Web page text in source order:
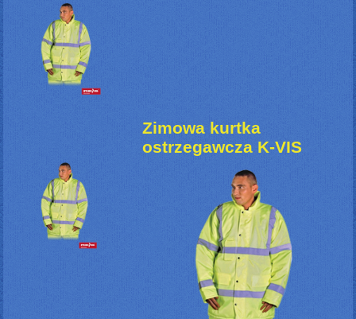
Zimowa kurtka
ostrzegawcza K-VIS